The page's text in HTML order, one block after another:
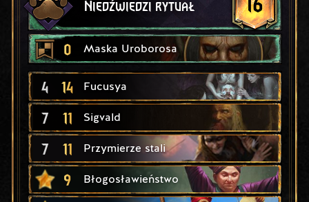
Niedźwiedzi rytuał 16
0 Maska Uroborosa
4 14 Fucusya
7 11 Sigvald
7 11 Przymierze stali
9 Błogosławieństwo